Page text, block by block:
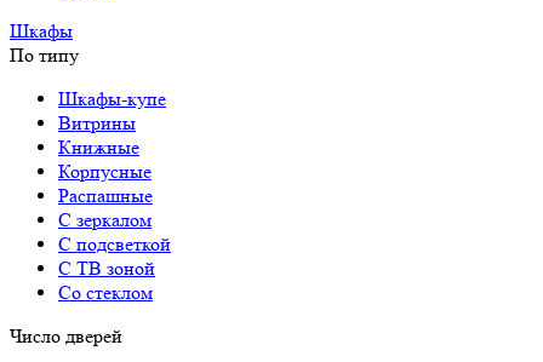
Шкафы
По типу
Шкафы-купе
Витрины
Книжные
Корпусные
Распашные
С зеркалом
С подсветкой
С ТВ зоной
Со стеклом
Число дверей